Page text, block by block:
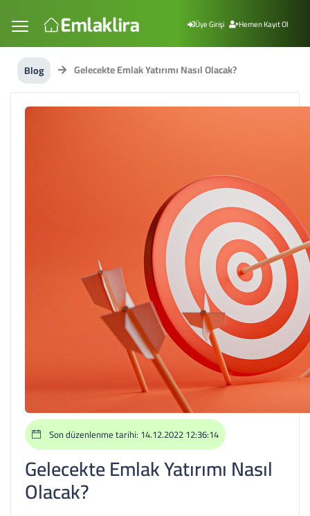
Üye Girişi Hemen Kayıt Ol
Blog Gelecekte Emlak Yatırımı Nasıl Olacak?
Son düzenlenme tarihi: 14.12.2022 12:36:14
Gelecekte Emlak Yatırımı Nasıl
Olacak?